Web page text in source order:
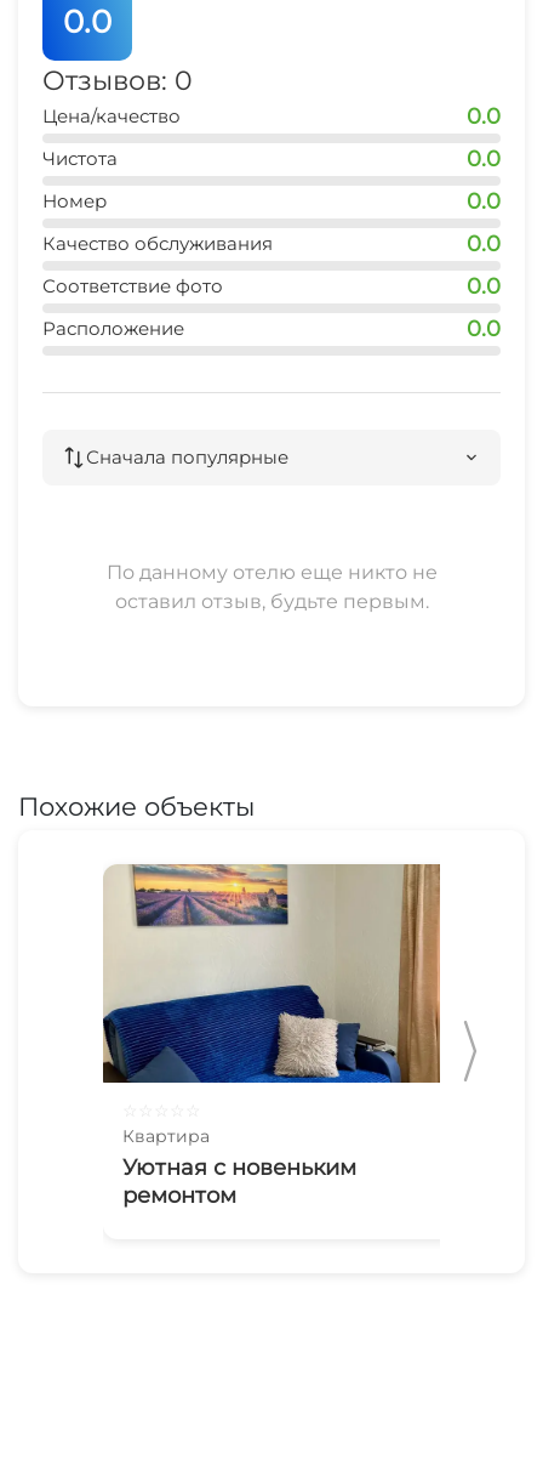
0.0
Отзывов: 0
Цена/качество 0.0
Чистота 0.0
Номер 0.0
Качество обслуживания 0.0
Соответствие фото 0.0
Расположение 0.0
Сначала популярные
По данному отелю еще никто не
оставил отзыв, будьте первым.
Похожие объекты
Квартира
Уютная с новеньким
ремонтом